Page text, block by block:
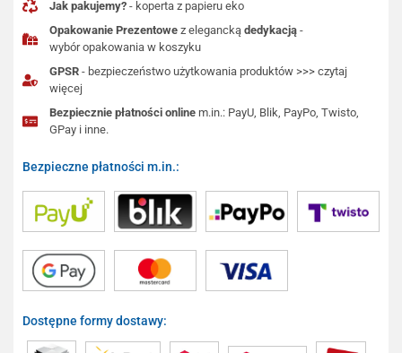
Jak pakujemy? - koperta z papieru eko
Opakowanie Prezentowe z eleganckądedykacją -
wybór opakowania w koszyku
GPSR - bezpieczeństwo użytkowania produktów >>> czytaj
więcej
Bezpiecznie płatności online m.in.: PayU, Blik, PayPo, Twisto,
GPay i inne.
Bezpieczne płatności m.in.:
Dostępne formy dostawy: